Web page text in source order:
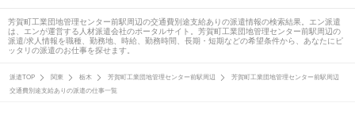
芳賀町工業団地管理センター前駅周辺の交通費別途支給ありの派遣情報の検索結果。エン派遣
は、エンが運営する人材派遣会社のポータルサイト。芳賀町工業団地管理センター前駅周辺の
派遣/求人情報を職種、勤務地、時給、勤務時間、長期・短期などの希望条件から、あなたにピ
ッタリの派遣のお仕事を探せます。
派遣TOP 関東 栃木 芳賀町工業団地管理センター前駅周辺
芳賀町工業団地管理センター前駅周辺
交通費別途支給ありの派遣の仕事一覧